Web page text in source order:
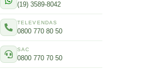
(19) 3589-8042
TELEVENDAS
0800 770 80 50
SAC
0800 770 70 50